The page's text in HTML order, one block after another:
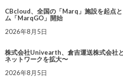
CBcloud、全国の「Marq」施設を起点
ム「MarqGO」開始
2026年8月5日
株式会社Univearth、倉吉運送株式会社
ネットワークを拡大〜
2026年8月5日